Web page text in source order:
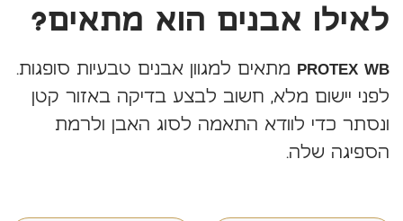
לאילו אבנים הוא מתאים?
PROTEX WB מתאים למגוון אבנים טבעיות סופגות.
לפני יישום מלא, חשוב לבצע בדיקה באזור קטן
ונסתר כדי לוודא התאמה לסוג האבן ולרמת
הספיגה שלה.